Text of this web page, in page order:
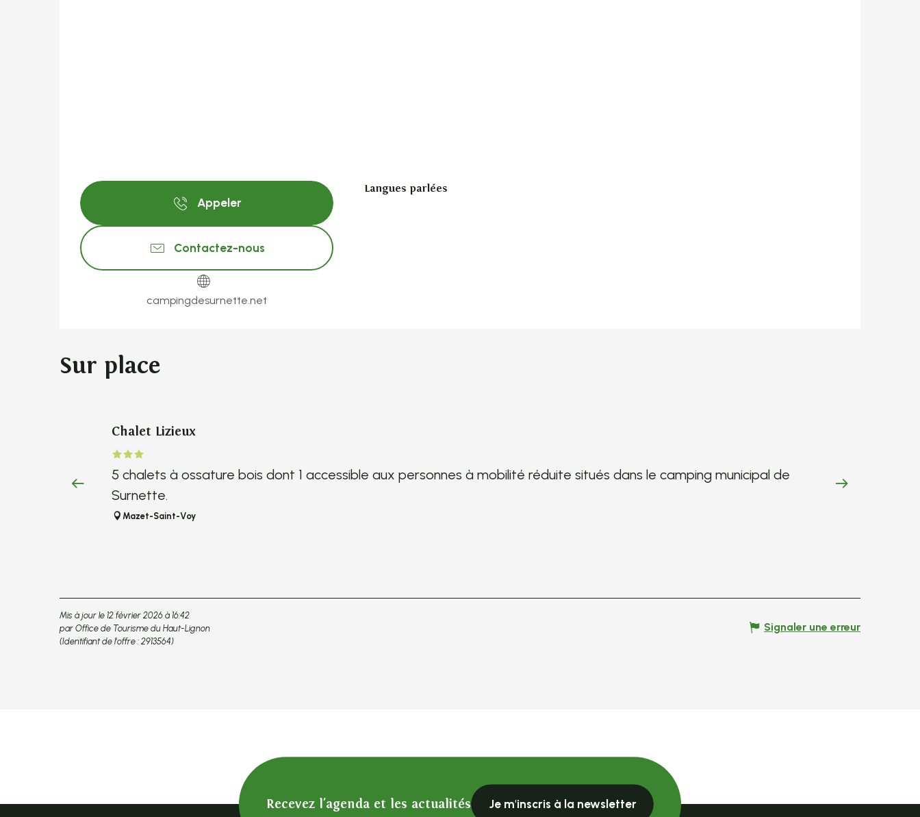
Appeler
Contactez-nous
campingdesurnette.net
Langues parlées
Langues parlées
Sur place
Chalet Lizieux
5 chalets à ossature bois dont 1 accessible aux personnes à mobilité réduite situés dans le camping municipal de
Surnette.
Mazet-Saint-Voy
5 chalets à
Mis à jour le 12 février 2026 à 16:42
par Office de Tourisme du Haut-Lignon
(Identifiant de l'offre : 2913564)
Signaler une erreur
Recevez l'agenda et les actualités Je m'inscris à la newsletter